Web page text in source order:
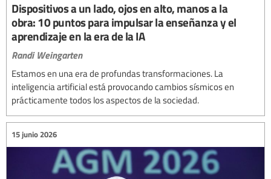
Dispositivos a un lado, ojos en alto, manos a la
obra: 10 puntos para impulsar la enseñanza y el
aprendizaje en la era de la IA
Randi Weingarten
Estamos en una era de profundas transformaciones. La
inteligencia artificial está provocando cambios sísmicos en
prácticamente todos los aspectos de la sociedad.
15 junio 2026